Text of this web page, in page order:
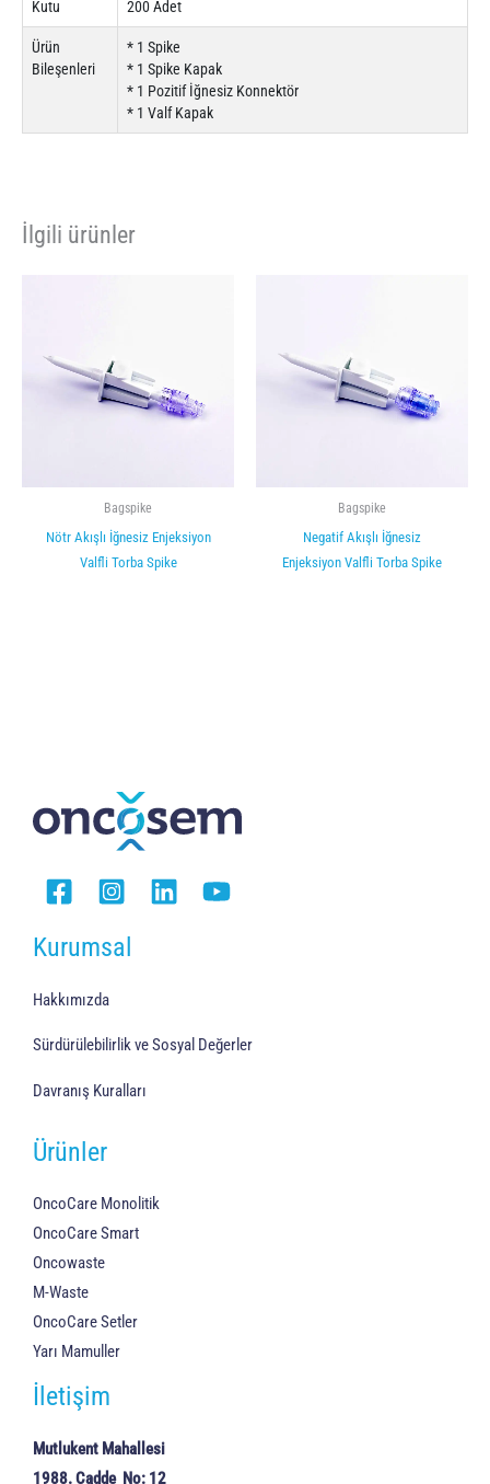
Kutu 200 Adet
Ürün
Bileşenleri
* 1 Spike
* 1 Spike Kapak
* 1 Pozitif İğnesiz Konnektör
* 1 Valf Kapak
İlgili ürünler
Bagspike
Nötr Akışlı İğnesiz Enjeksiyon
Valfli Torba Spike
Bagspike
Negatif Akışlı İğnesiz
Enjeksiyon Valfli Torba Spike
Kurumsal
Hakkımızda
Sürdürülebilirlik ve Sosyal Değerler
Davranış Kuralları
Ürünler
OncoCare Monolitik
OncoCare Smart
Oncowaste
M-Waste
OncoCare Setler
Yarı Mamuller
İletişim
Mutlukent Mahallesi
1988. Cadde No: 12